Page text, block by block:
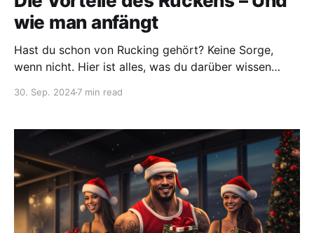
wie man anfängt
Hast du schon von Rucking gehört? Keine Sorge,
wenn nicht. Hier ist alles, was du darüber wissen
anfangen kannst.
30. Sep. 20247 min read